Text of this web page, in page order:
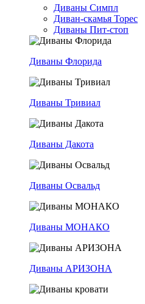
Диваны Симпл
Диван-скамья Торес
Диваны Пит-стоп
Диваны Флорида
Диваны Тривиал
Диваны Дакота
Диваны Освальд
Диваны МОНАКО
Диваны АРИЗОНА